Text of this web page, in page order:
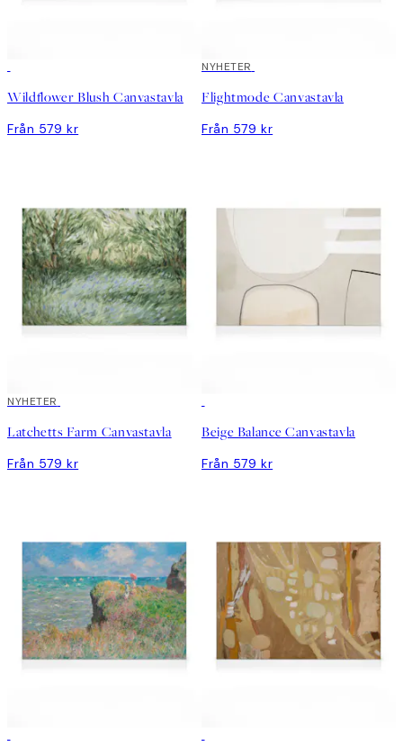
Wildflower Blush Canvastavla
Från 579 kr
NYHETER
Flightmode Canvastavla
Från 579 kr
NYHETER
Latchetts Farm Canvastavla
Från 579 kr
Beige Balance Canvastavla
Från 579 kr